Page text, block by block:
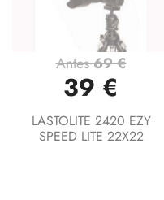
Antes69 €
39 €
LASTOLITE 2420 EZY
SPEED LITE 22X22